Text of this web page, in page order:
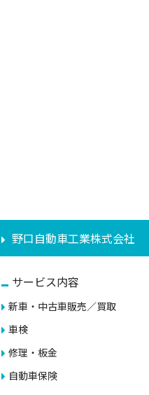
野口自動車工業株式会社
サービス内容
新車・中古車販売／買取
車検
修理・板金
自動車保険